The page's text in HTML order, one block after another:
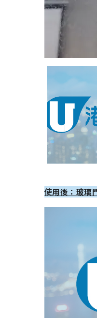
使用後：玻璃